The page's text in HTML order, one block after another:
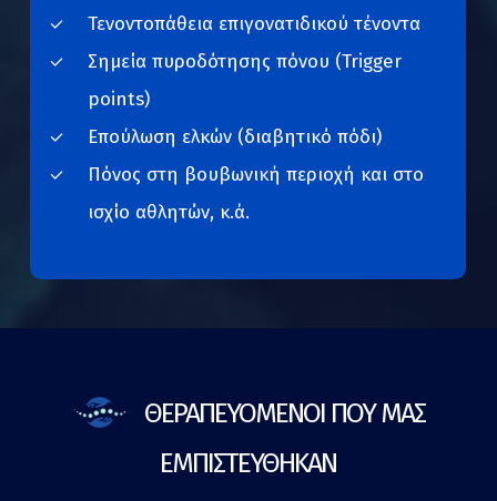
Τενοντοπάθεια επιγονατιδικού τένοντα
Σημεία πυροδότησης πόνου (Trigger
points)
Επούλωση ελκών (διαβητικό πόδι)
Πόνος στη βουβωνική περιοχή και στο
ισχίο αθλητών, κ.ά.
ΘΕΡΑΠΕΥΟΜΕΝΟΙ ΠΟΥ ΜΑΣ
ΕΜΠΙΣΤΕΥΘΗΚΑΝ